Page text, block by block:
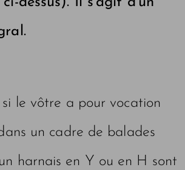
si le vôtre a pour vocation
un cadre de balades
harnais en Y ou en H sont